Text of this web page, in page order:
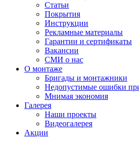
Статьи
Покрытия
Инструкции
Рекламные материалы
Гарантии и сертификаты
Вакансии
СМИ о нас
О монтаже
Бригады и монтажники
Недопустимые ошибки
Мнимая экономия
Галерея
Наши проекты
Видеогалерея
Акции